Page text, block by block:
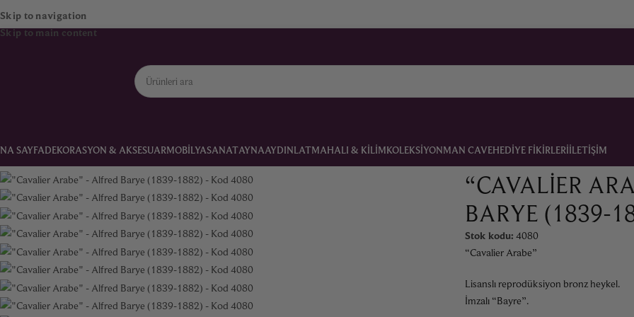
Skip to navigation
Skip to main content
SAYFADEKORASYON & AKSESUARMOBILYASANATAYNAAYDINLATMAHALI & KILIMKOLEKSIYONMAN CAVEHEDIYE FIKIRLERIİLETIŞIM
“CAVALIER
BARYE (1839-
Stok kodu: 4080
“Cavalier Arabe”
Lisanslı reprodüksiyon bronz heykel.
İmzalı “Bayre”.